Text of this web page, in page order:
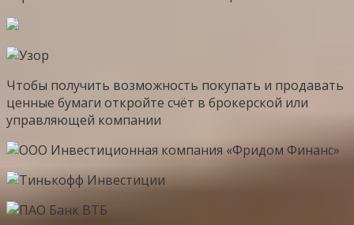
Чтобы получить возможность покупать и продавать
ценные бумаги откройте счёт в брокерской или
управляющей компании